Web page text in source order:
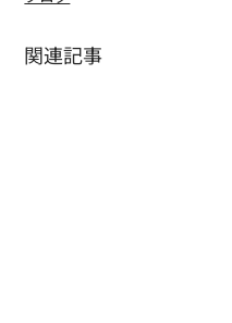
関連記事